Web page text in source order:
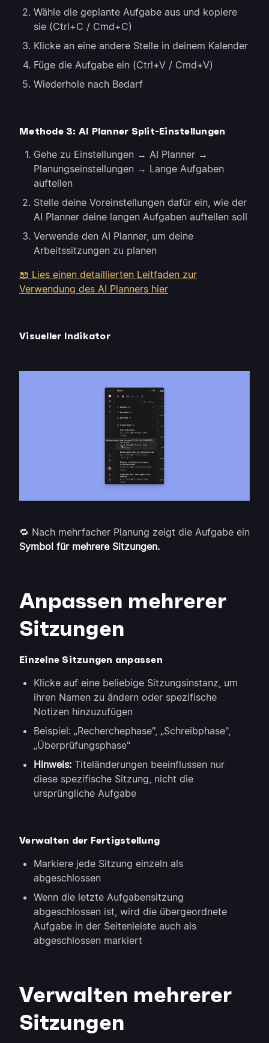
Wähle die geplante Aufgabe aus und kopiere
sie (Ctrl+C / Cmd+C)
Klicke an eine andere Stelle in deinem Kalender
Füge die Aufgabe ein (Ctrl+V / Cmd+V)
Wiederhole nach Bedarf
Methode 3: AI Planner Split-Einstellungen
Gehe zu Einstellungen → AI Planner →
Planungseinstellungen → Lange Aufgaben
aufteilen
Stelle deine Voreinstellungen dafür ein, wie der
AI Planner deine langen Aufgaben aufteilen soll
Verwende den AI Planner, um deine
Arbeitssitzungen zu planen
📖 Lies einen detaillierten Leitfaden zur
Verwendung des AI Planners hier
Visueller Indikator
🔁 Nach mehrfacher Planung zeigt die Aufgabe ein
Symbol für mehrere Sitzungen.
Anpassen mehrerer
Sitzungen
Einzelne Sitzungen anpassen
Klicke auf eine beliebige Sitzungsinstanz, um
ihren Namen zu ändern oder spezifische
Notizen hinzuzufügen
Beispiel: „Recherchephase", „Schreibphase",
„Überprüfungsphase"
Hinweis: Titeländerungen beeinflussen nur
diese spezifische Sitzung, nicht die
ursprüngliche Aufgabe
Verwalten der Fertigstellung
Markiere jede Sitzung einzeln als
abgeschlossen
Wenn die letzte Aufgabensitzung
abgeschlossen ist, wird die übergeordnete
Aufgabe in der Seitenleiste auch als
abgeschlossen markiert
Verwalten mehrerer
Sitzungen